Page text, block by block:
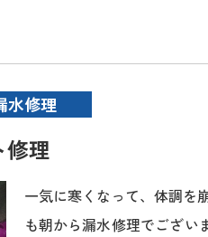
水修理
修理
一気に寒くなって、体調を
も朝から漏水修理でござい